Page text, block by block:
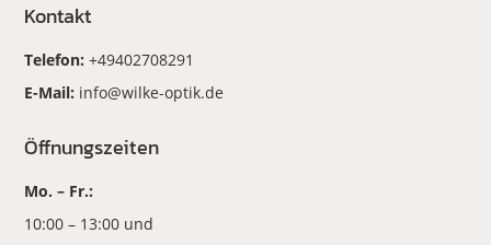
Kontakt
Telefon:+49402708291
E-Mail: info@wilke-optik.de
Öffnungszeiten
Mo. – Fr.:
10:00 – 13:00 und